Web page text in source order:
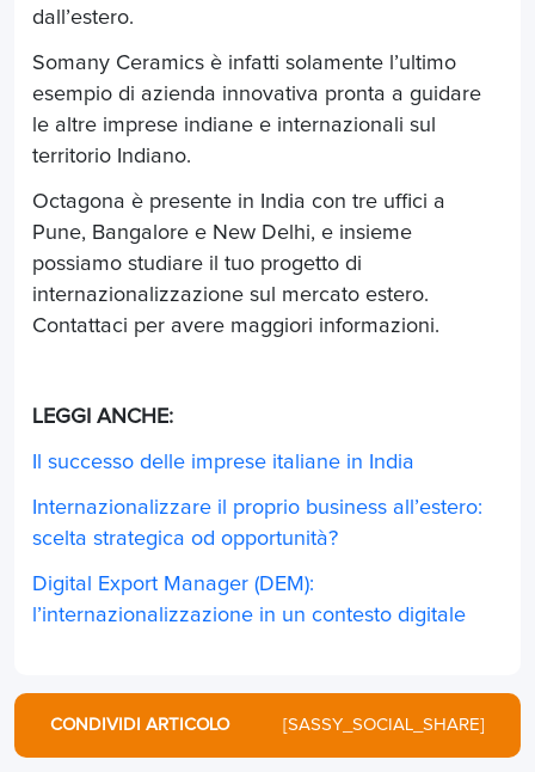
dall’estero.
Somany Ceramics è infatti solamente l’ultimo
esempio di azienda innovativa pronta a guidare
le altre imprese indiane e internazionali sul
territorio Indiano.
Octagona è presente in India con tre uffici a
Pune, Bangalore e New Delhi, e insieme
possiamo studiare il tuo progetto di
internazionalizzazione sul mercato estero.
Contattaci per avere maggiori informazioni.
LEGGI ANCHE:
Il successo delle imprese italiane in India
Internazionalizzare il proprio business all’estero:
scelta strategica od opportunità?
Digital Export Manager (DEM):
l’internazionalizzazione in un contesto digitale
CONDIVIDI ARTICOLO [SASSY_SOCIAL_SHARE]